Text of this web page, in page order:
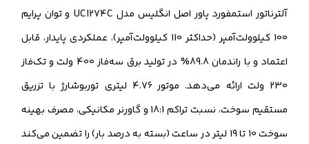
آلترناتور استمفورد پاور اصل انگلیس مدل UCI274C و توان پرایم
100 کیلوولت‌آمپر (حداکثر 110 کیلوولت‌آمپر)، عملکردی پایدار، قابل
اعتماد و با راندمان 89.8% در تولید برق سه‌فاز 400 ولت و تک‌فاز
230 ولت ارائه می‌دهد. موتور 4.76 لیتری توربوشارژ با تزریق
مستقیم سوخت، نسبت تراکم 18:1 و گاورنر مکانیکی، مصرف بهینه
سوخت 10 تا 19 لیتر در ساعت (بسته به درصد بار) را تضمین می‌کند